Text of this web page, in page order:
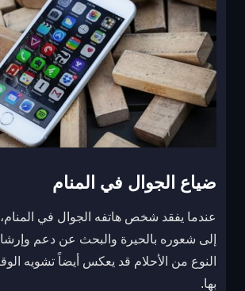
ضياع الجوال في المنام
عندما يفقد شخص هاتفه الجوال في
إلى شعوره بالحيرة والبحث عن دعم
النوع من الأحلام قد يعكس أيضاً تشويه
بها.